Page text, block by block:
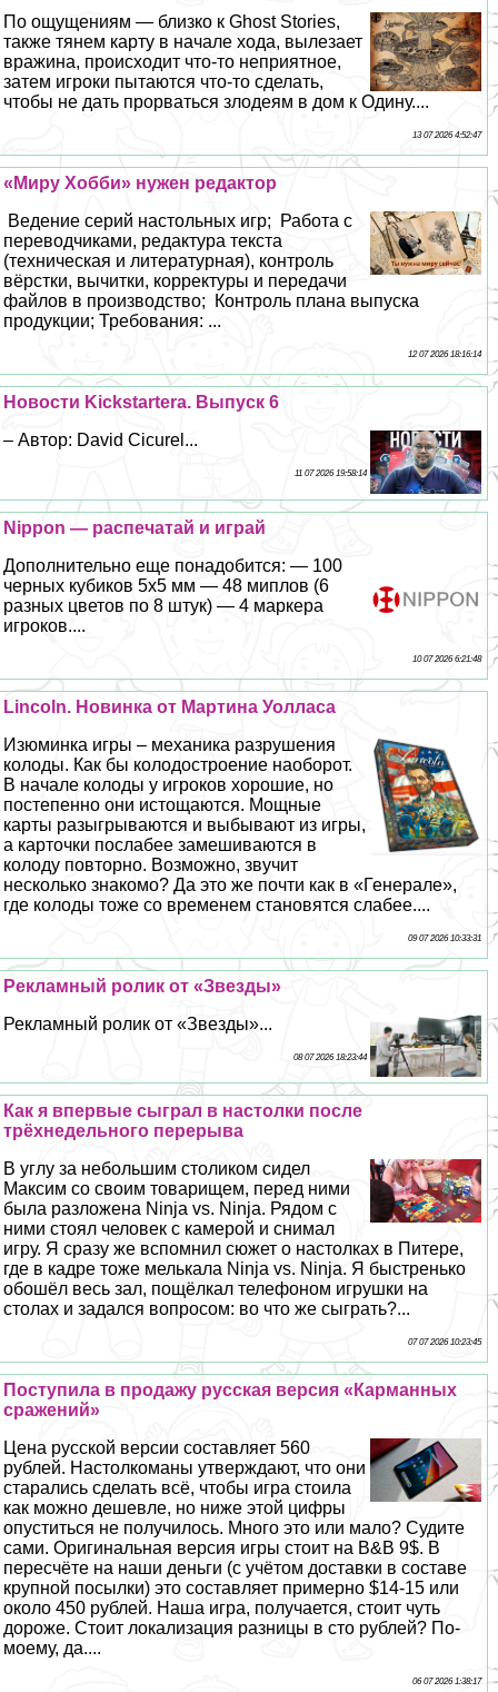
По ощущениям — близко к Ghost Stories,
также тянем карту в начале хода, вылезает
вражина, происходит что-то неприятное,
затем игроки пытаются что-то сделать,
чтобы не дать прорваться злодеям в дом к Одину....
13 07 2026 4:52:47
«Миру Хобби» нужен редактор
Ведение серий настольных игр; Работа с
переводчиками, редактура текста
(техническая и литературная), контроль
вёрстки, вычитки, корректуры и передачи
файлов в производство; Контроль плана выпуска
продукции; Требования: ...
12 07 2026 18:16:14
Новости Kickstarterа. Выпуск 6
– Автор: David Cicurel...
11 07 2026 19:58:14
Nippon — распечатай и играй
Дополнительно еще понадобится: — 100
черных кубиков 5х5 мм — 48 миплов (6
разных цветов по 8 штук) — 4 маркера
игроков....
10 07 2026 6:21:48
Lincoln. Новинка от Мартина Уолласа
Изюминка игры – механика разрушения
колоды. Как бы колодостроение наоборот.
В начале колоды у игроков хорошие, но
постепенно они истощаются. Мощные
карты разыгрываются и выбывают из игры,
а карточки послабее замешиваются в
колоду повторно. Возможно, звучит
несколько знакомо? Да это же почти как в «Генерале»,
где колоды тоже со временем становятся слабее....
09 07 2026 10:33:31
Рекламный ролик от «Звезды»
Рекламный ролик от «Звезды»...
08 07 2026 18:23:44
Как я впервые сыграл в настолки после
трёхнедельного перерыва
В углу за небольшим столиком сидел
Максим со своим товарищем, перед ними
была разложена Ninja vs. Ninja. Рядом с
ними стоял человек с камерой и снимал
игру. Я сразу же вспомнил сюжет о настолках в Питере,
где в кадре тоже мелькала Ninja vs. Ninja. Я быстренько
обошёл весь зал, пощёлкал телефоном игрушки на
столах и задался вопросом: во что же сыграть?...
07 07 2026 10:23:45
Поступила в продажу русская версия «Карманных
сражений»
Цена русской версии составляет 560
рублей. Настолкоманы утверждают, что они
старались сделать всё, чтобы игра стоила
как можно дешевле, но ниже этой цифры
опуститься не получилось. Много это или мало? Судите
сами. Оригинальная версия игры стоит на B&B 9$. В
пересчёте на наши деньги (с учётом доставки в составе
крупной посылки) это составляет примерно $14-15 или
около 450 рублей. Наша игра, получается, стоит чуть
дороже. Стоит локализация разницы в сто рублей? По-
моему, да....
06 07 2026 1:38:17